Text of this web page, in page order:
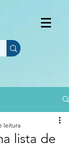
lista de
leitura